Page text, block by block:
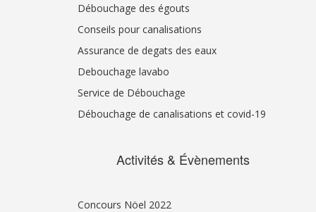
Débouchage des égouts
Conseils pour canalisations
Assurance de degats des eaux
Debouchage lavabo
Service de Débouchage
Débouchage de canalisations et covid-19
Activités & Évènements
Concours Nöel 2022